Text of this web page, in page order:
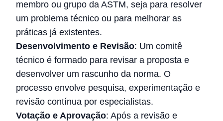
membro ou grupo da ASTM, seja para resolver
um problema técnico ou para melhorar as
práticas já existentes.
Desenvolvimento e Revisão: Um comitê
técnico é formado para revisar a proposta e
desenvolver um rascunho da norma. O
processo envolve pesquisa, experimentação e
revisão contínua por especialistas.
Votação e Aprovação: Após a revisão e